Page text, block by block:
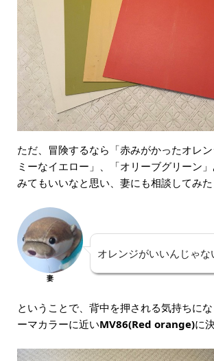
ただ、冒険するなら「赤みがかったオレ
ミーなイエロー」、「オリーブグリーン
みてもいいなと思い、妻にも相談してみた
妻
オレンジがいいんじゃな
ということで、背中を押される気持ちに
ーマカラーに近いMV86(Red orange)に